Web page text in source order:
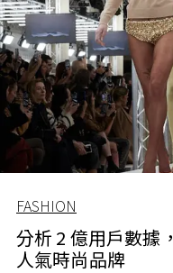
FASHION
分析 2 億用戶數據
人氣時尚品牌